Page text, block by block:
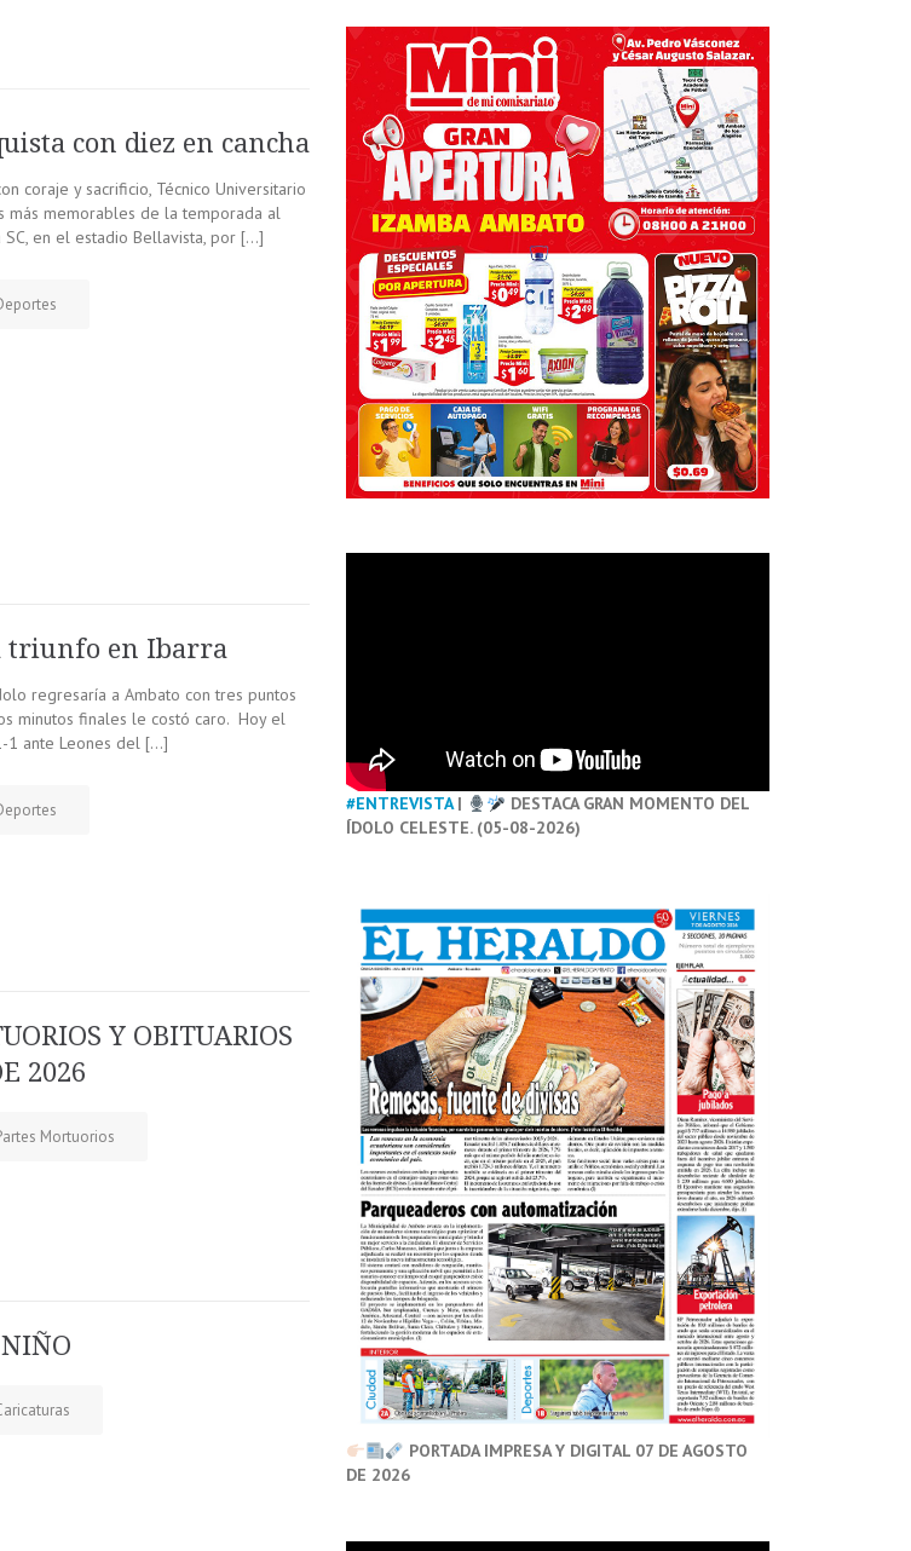
con diez en cancha
coraje y sacrificio, Técnico Universitario
más memorables de la temporada al
en el estadio Bellavista, por […]
triunfo en Ibarra
regresaría a Ambato con tres puntos
minutos finales le costó caro. Hoy el
1 ante Leones del […]
Y OBITUARIOS
2026
Mortuorios
#ENTREVISTA|
DESTACA GRAN MOMENTO DEL
ÍDOLO CELESTE. (05-08-2026)
PORTADA IMPRESA Y DIGITAL 07 DE AGOSTO
DE 2026